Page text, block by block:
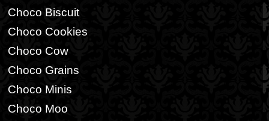
Choco Biscuit
Choco Cookies
Choco Cow
Choco Grains
Choco Minis
Choco Moo